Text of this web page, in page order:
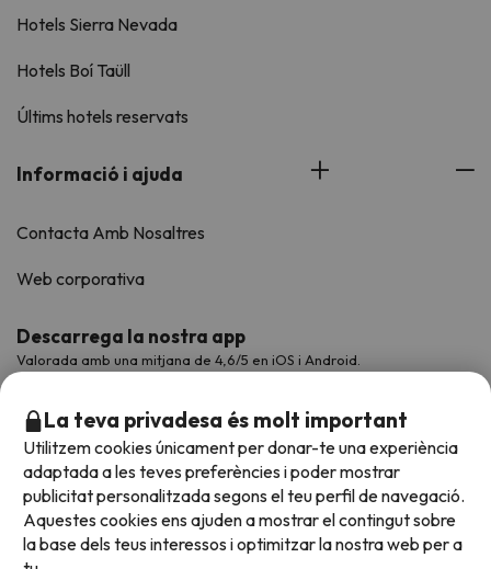
Hotels Sierra Nevada
Hotels Boí Taüll
Últims hotels reservats
Informació i ajuda
Contacta Amb Nosaltres
Web corporativa
Descarrega la nostra app
Valorada amb una mitjana de 4,6/5 en iOS i Android.
La teva privadesa és molt important
Utilitzem cookies únicament per donar-te una experiència
adaptada a les teves preferències i poder mostrar
publicitat personalitzada segons el teu perfil de navegació.
Aquestes cookies ens ajuden a mostrar el contingut sobre
la base dels teus interessos i optimitzar la nostra web per a